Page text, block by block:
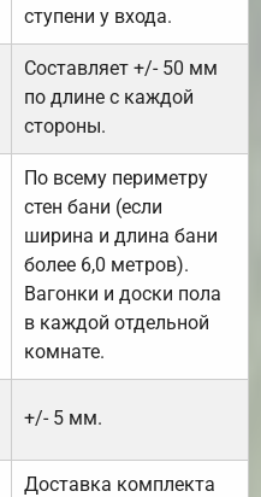
ступени у входа.
Составляет +/- 50 мм
по длине с каждой
стороны.
По всему периметру
стен бани (если
ширина и длина бани
более 6,0 метров).
Вагонки и доски пола
в каждой отдельной
комнате.
+/- 5 мм.
Доставка комплекта